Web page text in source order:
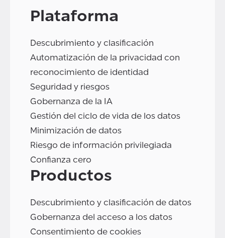
Plataforma
Descubrimiento y clasificación
Automatización de la privacidad con
reconocimiento de identidad
Seguridad y riesgos
Gobernanza de la IA
Gestión del ciclo de vida de los datos
Minimización de datos
Riesgo de información privilegiada
Confianza cero
Productos
Descubrimiento y clasificación de datos
Gobernanza del acceso a los datos
Consentimiento de cookies